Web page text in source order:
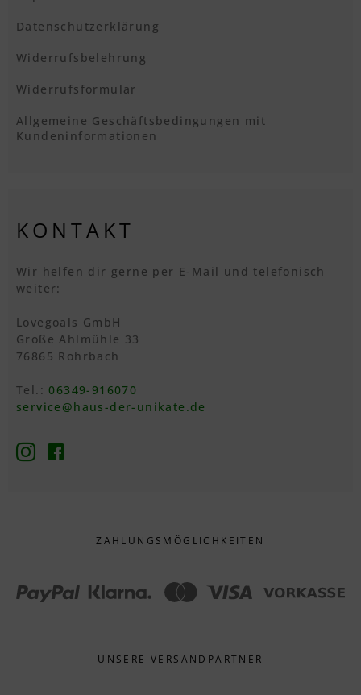
Datenschutzerklärung
Widerrufsbelehrung
Widerrufsformular
Allgemeine Geschäftsbedingungen mit
Kundeninformationen
KONTAKT
Wir helfen dir gerne per E-Mail und telefonisch
weiter:
Lovegoals GmbH
Große Ahlmühle 33
76865 Rohrbach
Tel.:06349-916070
service@haus-der-unikate.de
ZAHLUNGS­MÖGLICHKEITEN
UNSERE VERSANDPARTNER